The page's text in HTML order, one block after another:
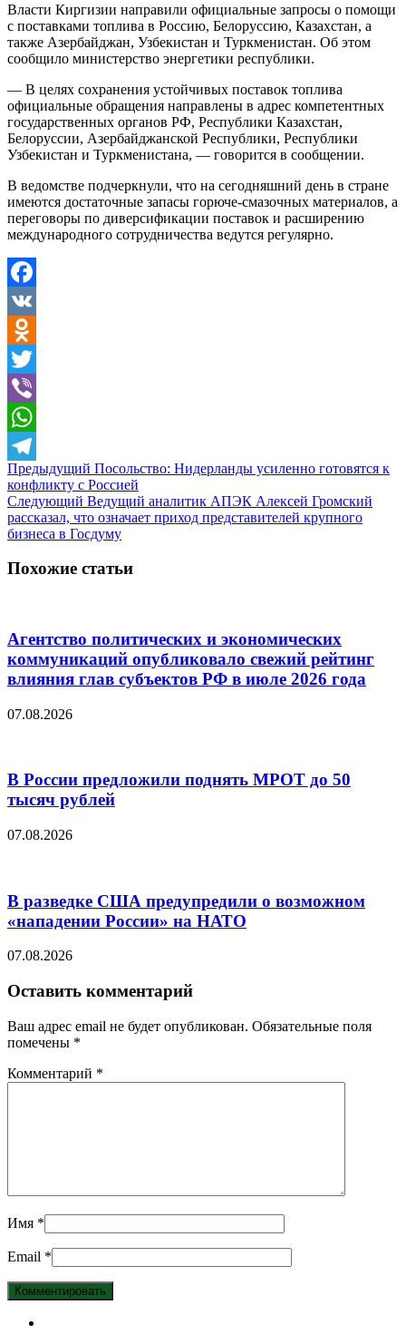
Власти Киргизии направили официальные запросы о помощи
с поставками топлива в Россию, Белоруссию, Казахстан, а
также Азербайджан, Узбекистан и Туркменистан. Об этом
сообщило министерство энергетики республики.
— В целях сохранения устойчивых поставок топлива
официальные обращения направлены в адрес компетентных
государственных органов РФ, Республики Казахстан,
Белоруссии, Азербайджанской Республики, Республики
Узбекистан и Туркменистана, — говорится в сообщении.
В ведомстве подчеркнули, что на сегодняшний день в стране
имеются достаточные запасы горюче-смазочных материалов, а
переговоры по диверсификации поставок и расширению
международного сотрудничества ведутся регулярно.
Facebook
VK
Odnoklassniki
Twitter
Viber
WhatsApp
Telegram
Предыдущий Посольство: Нидерланды усиленно готовятся к
конфликту с Россией
Следующий Ведущий аналитик АПЭК Алексей Громский
рассказал, что означает приход представителей крупного
бизнеса в Госдуму
Похожие статьи
Агентство политических и экономических
коммуникаций опубликовало свежий рейтинг
влияния глав субъектов РФ в июле 2026 года
07.08.2026
В России предложили поднять МРОТ до 50
тысяч рублей
07.08.2026
В разведке США предупредили о возможном
«нападении России» на НАТО
07.08.2026
Оставить комментарий
Ваш адрес email не будет опубликован. Обязательные поля
помечены *
Комментарий *
Имя *
Email *